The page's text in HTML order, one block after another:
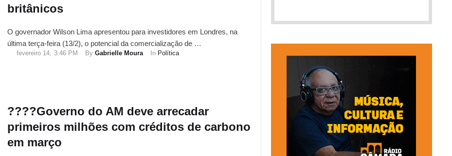
britânicos
O governador Wilson Lima apresentou para investidores em Londres, na
última terça-feira (13/2), o potencial da comercialização de …
fevereiro 14, 3:46 PM By Gabrielle Moura In Política
????Governo do AM deve arrecadar
primeiros milhões com créditos de carbono
em março